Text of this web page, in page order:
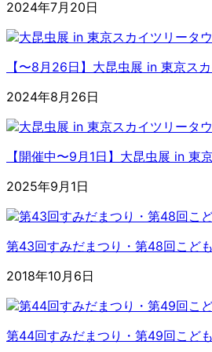
2024年7月20日
【〜8月26日】大昆虫展 in 東京ス
2024年8月26日
【開催中〜9月1日】大昆虫展 in 東
2025年9月1日
第43回すみだまつり・第48回こど
2018年10月6日
第44回すみだまつり・第49回こど